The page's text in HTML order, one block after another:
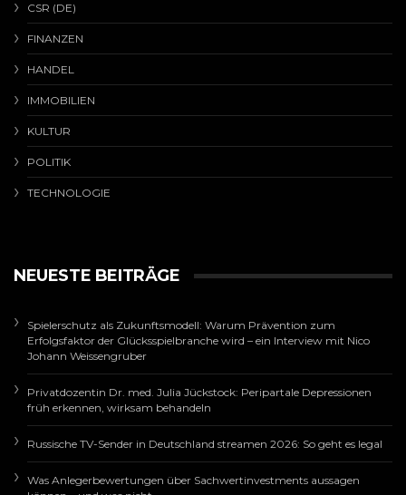
CSR (DE)
FINANZEN
HANDEL
IMMOBILIEN
KULTUR
POLITIK
TECHNOLOGIE
NEUESTE BEITRÄGE
Spielerschutz als Zukunftsmodell: Warum Prävention zum
Erfolgsfaktor der Glücksspielbranche wird – ein Interview mit Nico
Johann Weissengruber
Privatdozentin Dr. med. Julia Jückstock: Peripartale Depressionen
früh erkennen, wirksam behandeln
Russische TV-Sender in Deutschland streamen 2026: So geht es legal
Was Anlegerbewertungen über Sachwertinvestments aussagen